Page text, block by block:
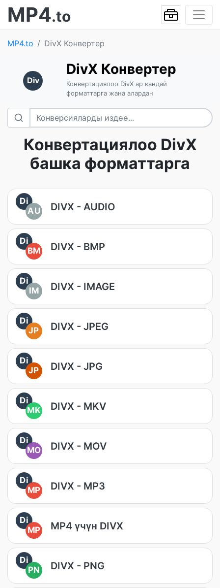
MP4.to
MP4.to DivX Конвертер
Div
DivX Конвертер
Конвертациялоо DivX ар кандай
форматтарга жана алардан
Конвертациялоо DivX
башка форматтарга
Di
AU
DIVX - AUDIO
Di
BM
DIVX - BMP
Di
IM
DIVX - IMAGE
Di
JP
DIVX - JPEG
Di
JP
DIVX - JPG
Di
MK
DIVX - MKV
Di
MO
DIVX - MOV
Di
MP
DIVX - MP3
Di
MP
MP4 үчүн DIVX
Di
PN
DIVX - PNG